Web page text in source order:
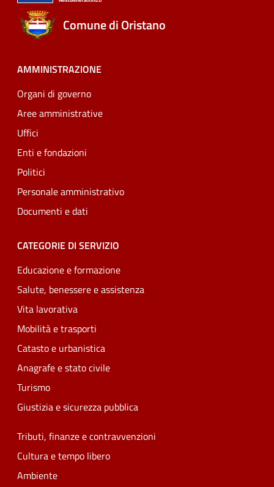
Comune di Oristano
AMMINISTRAZIONE
Organi di governo
Aree amministrative
Uffici
Enti e fondazioni
Politici
Personale amministrativo
Documenti e dati
CATEGORIE DI SERVIZIO
Educazione e formazione
Salute, benessere e assistenza
Vita lavorativa
Mobilità e trasporti
Catasto e urbanistica
Anagrafe e stato civile
Turismo
Giustizia e sicurezza pubblica
Tributi, finanze e contravvenzioni
Cultura e tempo libero
Ambiente